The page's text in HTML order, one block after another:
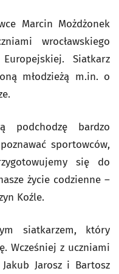
Marcin Możdżonek
wrocławskiego
Siatkarz
młodzieżą m.in. o
podchodzę bardzo
sportowców,
się do
życie codzienne –
Koźle.
siatkarzem, który
Wcześniej z uczniami
Jarosz i Bartosz